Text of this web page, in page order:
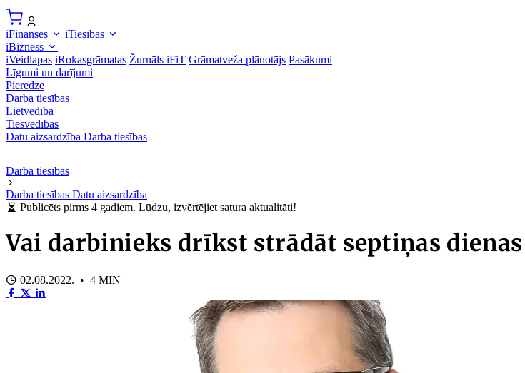
iFinanses
iTiesības
iBizness
iVeidlapas iRokasgrāmatas Žurnāls iFiT Grāmatveža plānotājs Pasākumi
Līgumi un darījumi
Pieredze
Darba tiesības
Lietvedība
Tiesvedības
Datu aizsardzība Darba tiesības
Darba tiesības
Darba tiesības Datu aizsardzība
Publicēts pirms 4 gadiem. Lūdzu, izvērtējiet satura aktualitāti!
Vai darbinieks drīkst strādāt septiņas dienas
02.08.2022. • 4 MIN